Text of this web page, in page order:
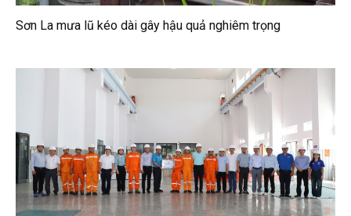
Sơn La mưa lũ kéo dài gây hậu quả nghiêm trọng